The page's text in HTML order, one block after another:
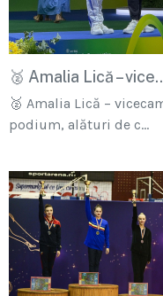
🥈 Amalia Lică –
🥈 Amalia Lică –
podium, alături de c...